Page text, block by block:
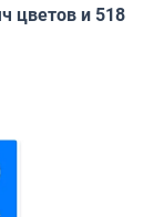
цветов и 518